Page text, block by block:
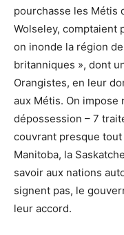
pourchasse les Métis
Wolseley, comptaient
on inonde la région
britanniques », dont
Orangistes, en leur
aux Métis. On
dépossession – 7
couvrant presque
Manitoba, la
savoir aux nations
signent pas, le
leur accord.